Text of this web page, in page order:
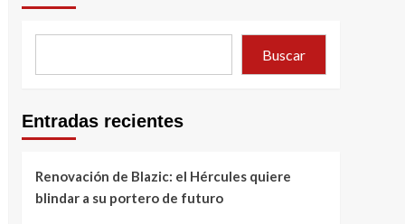
Buscar
Entradas recientes
Renovación de Blazic: el Hércules quiere
blindar a su portero de futuro